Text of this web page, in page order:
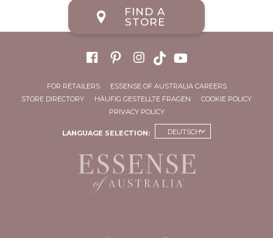
FIND A
STORE
FOR RETAILERS
ESSENSE OF AUSTRALIA CAREERS
STORE DIRECTORY
HÄUFIG GESTELLTE FRAGEN
COOKIE POLICY
PRIVACY POLICY
LANGUAGE SELECTION: DEUTSCH